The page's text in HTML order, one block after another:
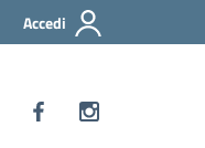
Accedi